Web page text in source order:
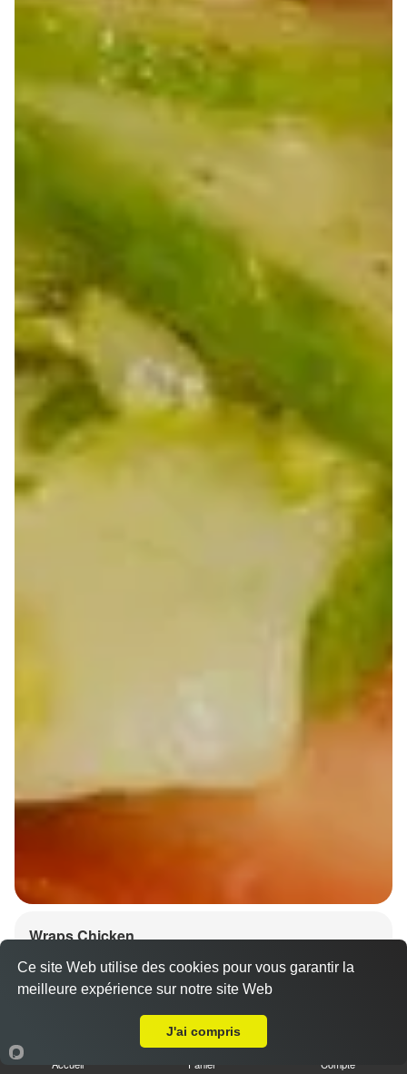
Wraps Chicken
8.50 €
Accueil Panier Compte
Ce site Web utilise des cookies pour vous garantir la
meilleure expérience sur notre site Web
J'ai compris